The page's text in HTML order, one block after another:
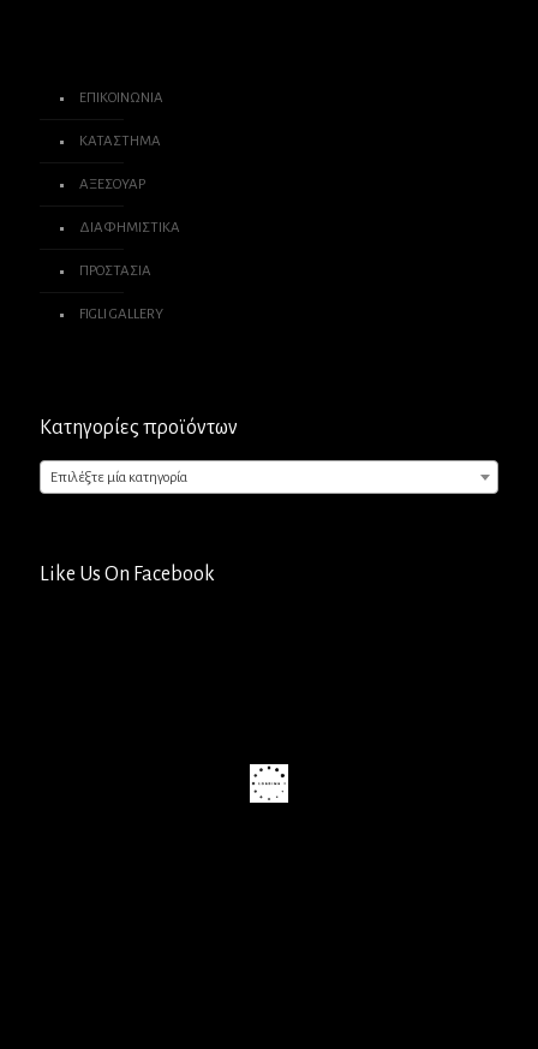
ΕΠΙΚΟΙΝΩΝΙΑ
ΚΑΤΑΣΤΗΜΑ
ΑΞΕΣΟΥΑΡ
ΔΙΑΦΗΜΙΣΤΙΚΑ
ΠΡΟΣΤΑΣΙΑ
FIGLI GALLERY
Κατηγορίες προϊόντων
Επιλέξτε μία κατηγορία
Like Us On Facebook